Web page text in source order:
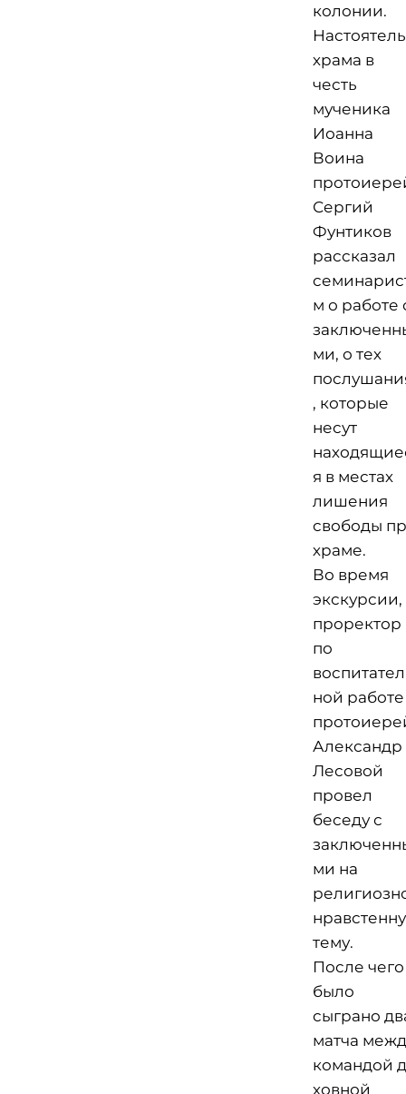
колонии.
Настоятель
храма в
честь
мученика
Иоанна
Воина
Сергий
Фунтиков
рассказал
м о работе
ми, о тех
, которые
несут
я в местах
лишения
свободы
храме.
Во время
экскурсии,
проректор
по
ной работе
Александр
Лесовой
провел
беседу с
ми на
тему.
После чего
было
сыграно
матча
командой
ховной